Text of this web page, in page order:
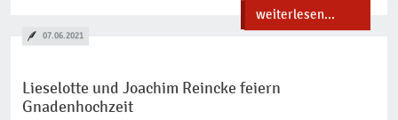
weiterlesen...
Lieselotte und Joachim Reincke feiern
Gnadenhochzeit
07.06.2021